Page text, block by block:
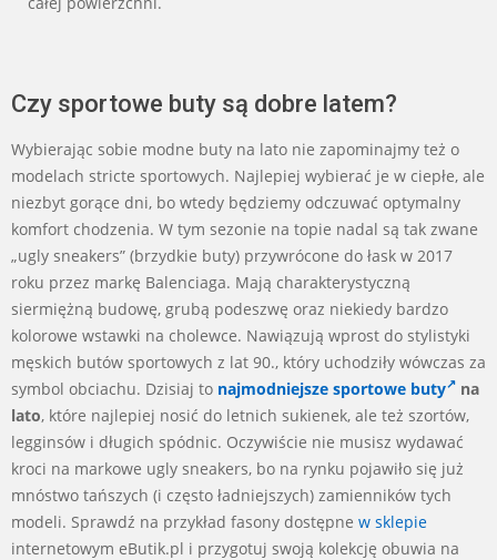
Czy sportowe buty są dobre latem?
Wybierając sobie modne buty na lato nie zapominajmy też o
modelach stricte sportowych. Najlepiej wybierać je w ciepłe, ale
niezbyt gorące dni, bo wtedy będziemy odczuwać optymalny
komfort chodzenia. W tym sezonie na topie nadal są tak zwane
„ugly sneakers” (brzydkie buty) przywrócone do łask w 2017
roku przez markę Balenciaga. Mają charakterystyczną
siermiężną budowę, grubą podeszwę oraz niekiedy bardzo
kolorowe wstawki na cholewce. Nawiązują wprost do stylistyki
męskich butów sportowych z lat 90., który uchodziły wówczas za
symbol obciachu. Dzisiaj to najmodniejsze sportowe buty
na
lato, które najlepiej nosić do letnich sukienek, ale też szortów,
legginsów i długich spódnic. Oczywiście nie musisz wydawać
kroci na markowe ugly sneakers, bo na rynku pojawiło się już
mnóstwo tańszych (i często ładniejszych) zamienników tych
modeli. Sprawdź na przykład fasony dostępne w sklepie
internetowym eButik.pl i przygotuj swoją kolekcję obuwia na